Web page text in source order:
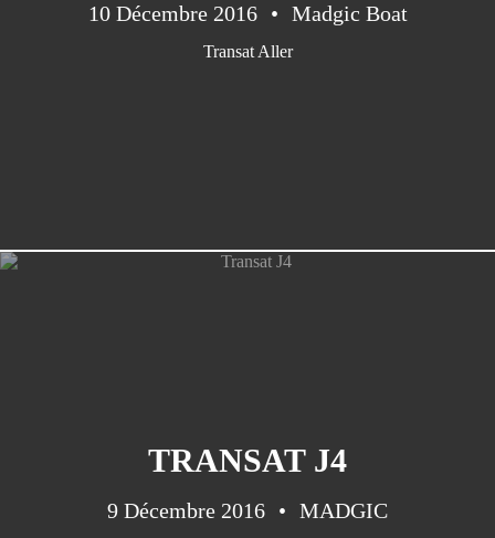
10 Décembre 2016 Madgic Boat
Transat Aller
TRANSAT J4
9 Décembre 2016 MADGIC